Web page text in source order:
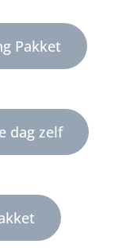
Pakket
dag zelf